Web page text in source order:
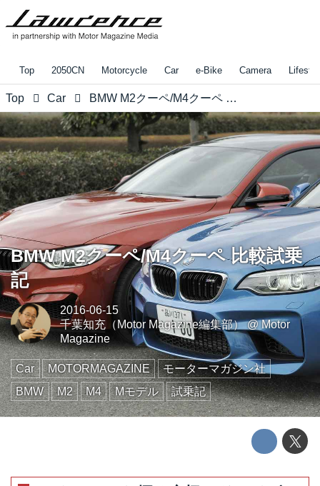
Top 2050CN Motorcycle Car e-Bike Camera
Top Car BMW M2クーペ/M4クーペ 比較試乗記
BMW M2クーペ/M4クーペ 比較試乗
記
2016-06-15
千葉知充（Motor Magazine編集部）@Motor
Magazine
Car MOTORMAGAZINE
モーターマガジン社
BMW
M2 M4 Mモデル 試乗記